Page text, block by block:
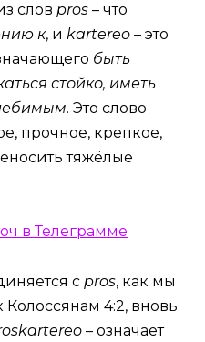
слов pros – что
к, и kartereo – это
быть
стойко, иметь
. Это слово
прочное, крепкое,
тяжёлые
с pros, как мы
4:2, вновь
– означает